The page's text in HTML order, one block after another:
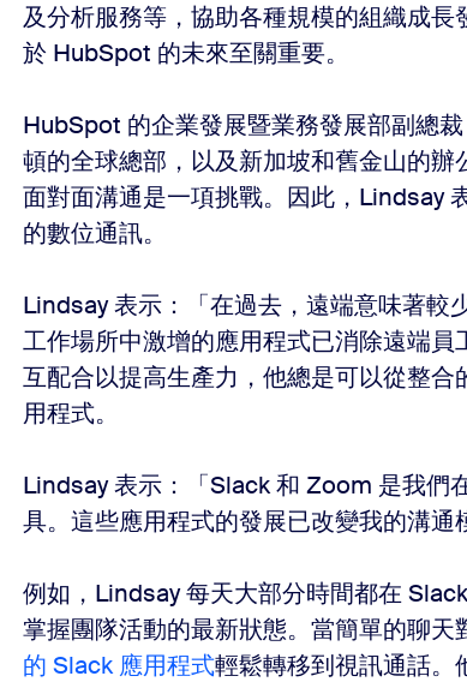
及分析服務等，協助各種規模的組織成
於 HubSpot 的未來至關重要。
HubSpot 的企業發展暨業務發展部副總
頓的全球總部，以及新加坡和舊金山的
面對面溝通是一項挑戰。因此，Lindsay
的數位通訊。
Lindsay 表示：「在過去，遠端意味著較
工作場所中激增的應用程式已消除遠端
互配合以提高生產力，他總是可以從整
用程式。
Lindsay 表示：「Slack 和 Zoom 是我們
具。這些應用程式的發展已改變我的溝通
例如，Lindsay 每天大部分時間都在
掌握團隊活動的最新狀態。當簡單的聊
的 Slack 應用程式輕鬆轉移到視訊通話。